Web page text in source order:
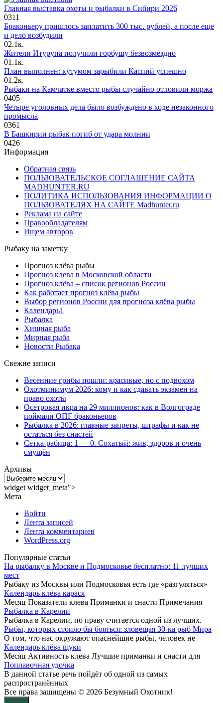
Главная выставка охоты и рыбалки в Сибири 2026
0311
Браконьеру пришлось заплатить 300 тыс. рублей, а после еще
и дело возбудили
02.1к.
Жители Итурупа получили горбушу безвозмездно
01.1к.
План выполнен: кутумом зарыбили Каспий успешно
01.2к.
Рыбаки на Камчатке вместо рыбы случайно отловили моржа
0405
Четыре уголовных дела было возбуждено в ходе незаконного
промысла
0361
В Башкирии рыбак погиб от удара молнии
0426
Информация
Обратная связь
ПОЛЬЗОВАТЕЛЬСКОЕ СОГЛАШЕНИЕ САЙТА
MADHUNTER.RU
ПОЛИТИКА ИСПОЛЬЗОВАНИЯ ИНФОРМАЦИИ О
ПОЛЬЗОВАТЕЛЯХ НА САЙТЕ Madhunter.ru
Реклама на сайте
Правообладателям
Ищем авторов
Рыбаку на заметку
Прогноз клёва рыбы
Прогноз клева в Московской области
Прогноз клёва – список регионов России
Как работает прогноз клёва рыбы
Выбор регионов России для прогноза клёва рыбы
Календарь1
Рыбалка
Хищная рыба
Мирная рыба
Новости Рыбака
Свежие записи
Весенние грибы пошли: красивые, но с подвохом
Охотминимум 2026: кому и как сдавать экзамен на
право охоты
Осетровая икра на 29 миллионов: как в Волгограде
поймали ОПГ браконьеров
Рыбалка в 2026: главные запреты, штрафы и как не
остаться без снастей
Сетка-рабица: 1 — 0. Сохатый: жив, здоров и очень
смущён
Архивы
Архивы
widget widget_meta">
Мета
Войти
Лента записей
Лента комментариев
WordPress.org
Популярные статьи
На рыбалку в Москве и Подмосковье бесплатно: 11 лучших
мест
Рыбаку из Москвы или Подмосковья есть где «разгуляться»
Календарь клёва карася
Месяц Показатели клева Приманки и снасти Примечания
Рыбалка в Карелии
Рыбалка в Карелии, по праву считается одной из лучших.
Рыбы, которых стоило бы бояться: зловещая 30-ка рыб Мира
О том, что нас окружают опаснейшие рыбы, человек не
Календарь клёва щуки
Месяц Активность клева Лучшие приманки и снасти для
Поплавочная удочка
В данной статье речь пойдёт об одной из самых
распространённых
Все права защищены © 2026 Безумный Охотник!